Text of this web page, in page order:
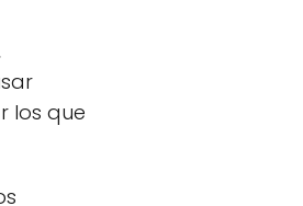
los que